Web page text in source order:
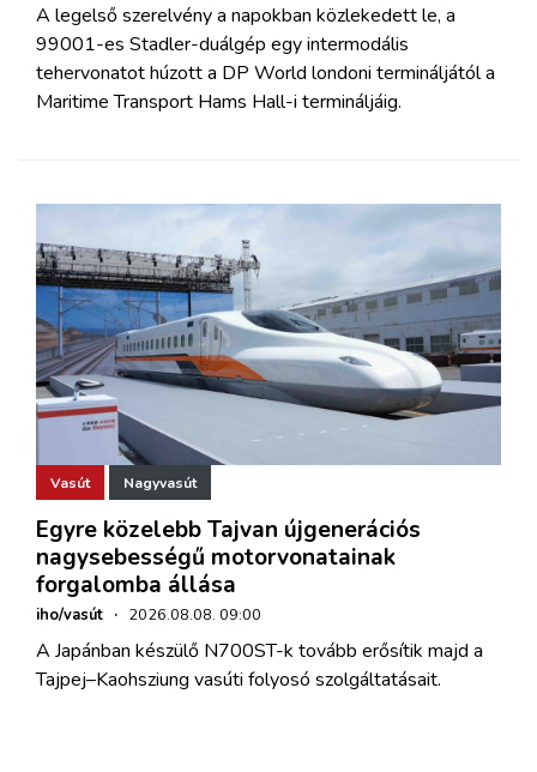
A legelső szerelvény a napokban közlekedett le, a
99001-es Stadler-duálgép egy intermodális
tehervonatot húzott a DP World londoni termináljától a
Maritime Transport Hams Hall-i termináljáig.
Vasút Nagyvasút
Egyre közelebb Tajvan újgenerációs
nagysebességű motorvonatainak
forgalomba állása
iho/vasút · 2026.08.08. 09:00
A Japánban készülő N700ST-k tovább erősítik majd a
Tajpej–Kaohsziung vasúti folyosó szolgáltatásait.